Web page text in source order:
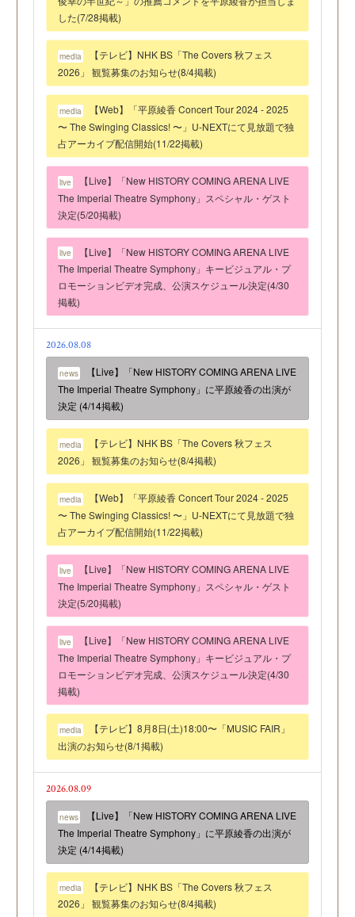
した(7/28掲載)
media
【テレビ】NHK BS「The Covers 秋フェス
2026」 観覧募集のお知らせ(8/4掲載)
media
【Web】「平原綾香 Concert Tour 2024 - 2025
〜 The Swinging Classics! 〜」U-NEXTにて見放題で独
占アーカイブ配信開始(11/22掲載)
live
【Live】「New HISTORY COMING ARENA LIVE
The Imperial Theatre Symphony」スペシャル・ゲスト
決定(5/20掲載)
live
【Live】「New HISTORY COMING ARENA LIVE
The Imperial Theatre Symphony」キービジュアル・プ
ロモーションビデオ完成、公演スケジュール決定(4/30
掲載)
2026.08.08
news
【Live】「New HISTORY COMING ARENA LIVE
The Imperial Theatre Symphony」に平原綾香の出演が
決定 (4/14掲載)
media
【テレビ】NHK BS「The Covers 秋フェス
2026」 観覧募集のお知らせ(8/4掲載)
media
【Web】「平原綾香 Concert Tour 2024 - 2025
〜 The Swinging Classics! 〜」U-NEXTにて見放題で独
占アーカイブ配信開始(11/22掲載)
live
【Live】「New HISTORY COMING ARENA LIVE
The Imperial Theatre Symphony」スペシャル・ゲスト
決定(5/20掲載)
live
【Live】「New HISTORY COMING ARENA LIVE
The Imperial Theatre Symphony」キービジュアル・プ
ロモーションビデオ完成、公演スケジュール決定(4/30
掲載)
media
【テレビ】8月8日(土)18:00〜「MUSIC FAIR」
出演のお知らせ(8/1掲載)
2026.08.09
news
【Live】「New HISTORY COMING ARENA LIVE
The Imperial Theatre Symphony」に平原綾香の出演が
決定 (4/14掲載)
media
【テレビ】NHK BS「The Covers 秋フェス
2026」 観覧募集のお知らせ(8/4掲載)